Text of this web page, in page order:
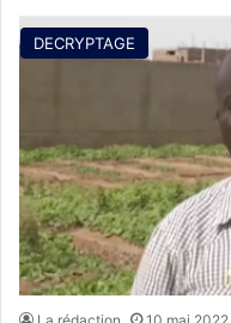
DECRYPTAGE